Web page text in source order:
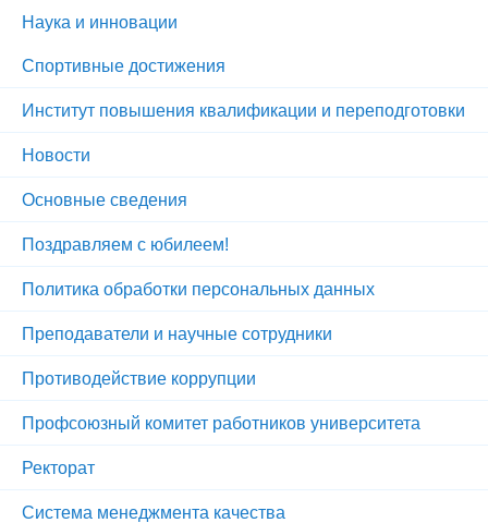
Наука и инновации
Спортивные достижения
Институт повышения квалификации и переподготовки
Новости
Основные сведения
Поздравляем с юбилеем!
Политика обработки персональных данных
Преподаватели и научные сотрудники
Противодействие коррупции
Профсоюзный комитет работников университета
Ректорат
Система менеджмента качества